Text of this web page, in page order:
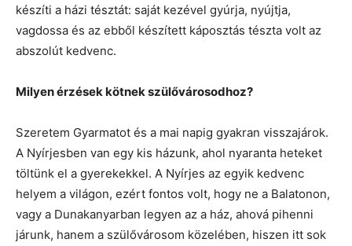
készíti a házi tésztát: saját kezével gyúrja, nyújtja,
vagdossa és az ebből készített káposztás tészta volt az
abszolút kedvenc.
Milyen érzések kötnek szülővárosodhoz?
Szeretem Gyarmatot és a mai napig gyakran visszajárok.
A Nyírjesben van egy kis házunk, ahol nyaranta heteket
töltünk el a gyerekekkel. A Nyírjes az egyik kedvenc
helyem a világon, ezért fontos volt, hogy ne a Balatonon,
vagy a Dunakanyarban legyen az a ház, ahová pihenni
járunk, hanem a szülővárosom közelében, hiszen itt sok